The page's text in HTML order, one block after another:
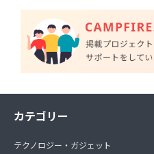
カテゴリー
テクノロジー・ガジェット